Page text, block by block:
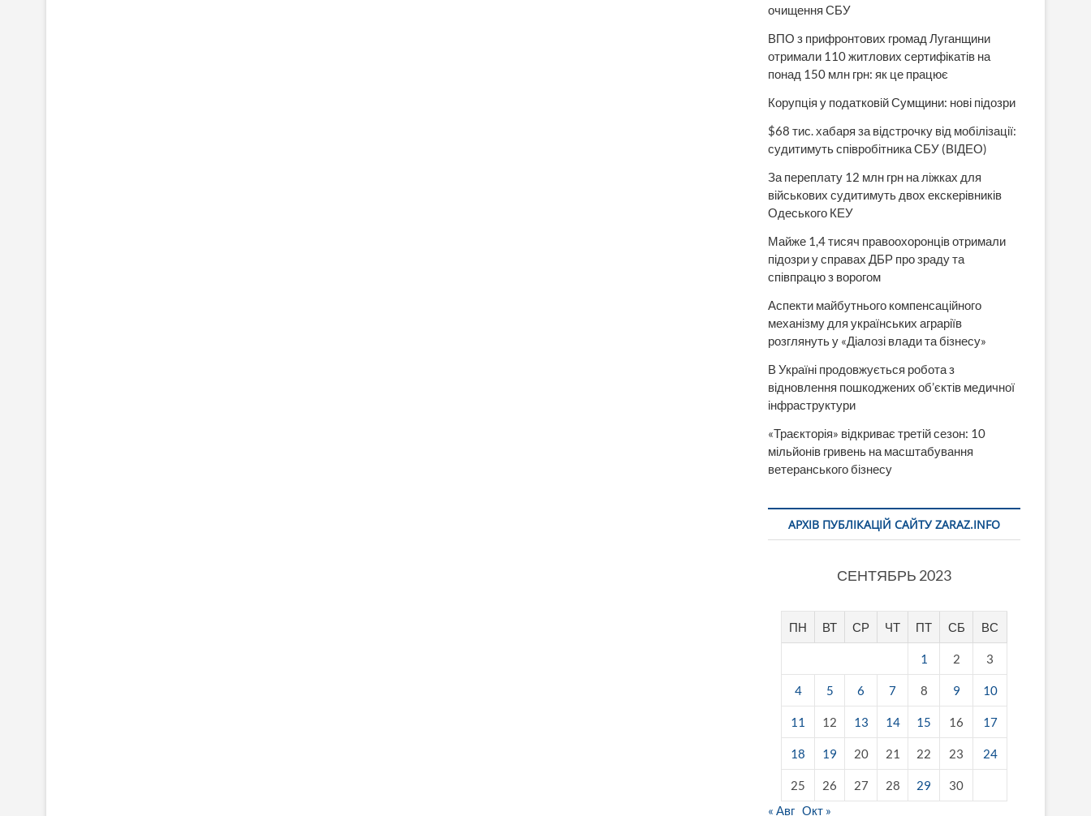
очищення СБУ
ВПО з прифронтових громад Луганщини
отримали 110 житлових сертифікатів на
понад 150 млн грн: як це працює
Корупція у податковій Сумщини: нові підозри
$68 тис. хабаря за відстрочку від мобілізації:
судитимуть співробітника СБУ (ВІДЕО)
За переплату 12 млн грн на ліжках для
військових судитимуть двох екскерівників
Одеського КЕУ
Майже 1,4 тисяч правоохоронців отримали
підозри у справах ДБР про зраду та
співпрацю з ворогом
Аспекти майбутнього компенсаційного
механізму для українських аграріїв
розглянуть у «Діалозі влади та бізнесу»
В Україні продовжується робота з
відновлення пошкоджених об’єктів медичної
інфраструктури
«Траєкторія» відкриває третій сезон: 10
мільйонів гривень на масштабування
ветеранського бізнесу
АРХІВ ПУБЛІКАЦІЙ САЙТУ ZARAZ.INFO
СЕНТЯБРЬ 2023
ПН ВТ СР ЧТ ПТ СБ ВС
1 2 3
4 5 6 7 8 9 10
11 12 13 14 15 16 17
18 19 20 21 22 23 24
25 26 27 28 29
30
« Авг Окт »